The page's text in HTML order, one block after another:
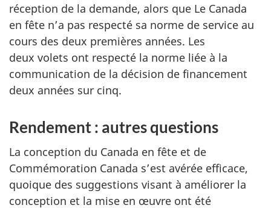
réception de la demande, alors que Le Canada
en fête n’a pas respecté sa norme de service au
cours des deux premières années. Les
deux volets ont respecté la norme liée à la
communication de la décision de financement
deux années sur cinq.
Rendement : autres questions
La conception du Canada en fête et de
Commémoration Canada s’est avérée efficace,
quoique des suggestions visant à améliorer la
conception et la mise en œuvre ont été